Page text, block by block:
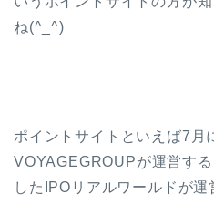
ね(^_^)
ポイントサイトといえば7月
VOYAGEGROUPが運営す
したIPOリアルワールドが運